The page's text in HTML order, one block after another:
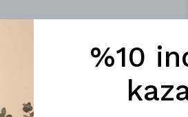
%10